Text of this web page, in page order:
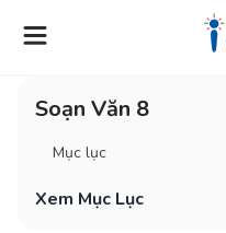
Soạn Văn 8
Mục lục
Xem Mục Lục